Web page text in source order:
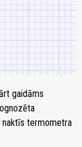
gaidāms
naktīs termometra